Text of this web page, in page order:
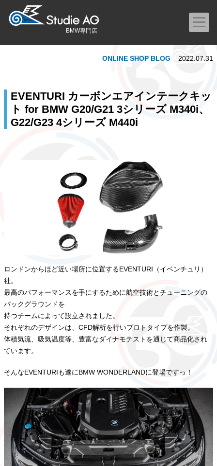
BMW専門店
EVENTURI カーボンエアインテークキッ
ト for BMW G20/G21 3シリーズ M340i、
G22/G23 4シリーズ M440i
ONLINE SHOP BLOG 2022.07.31
ロンドンからほど近い場所に位置するEVENTURI（イベンチュリ）
社。
最高のパフォーマンスを手にするために航空技術とチューニングの
バックグラウンドを
持つチームによって設立されました。
それぞれのデザインは、CFD解析を行いプロトタイプを作製。
体積気流、吸気温度等、豊富なダイナモテストを通じて商品化され
ています。
そんなEVENTURIも遂にBMW WONDERLANDに登場ですっ！